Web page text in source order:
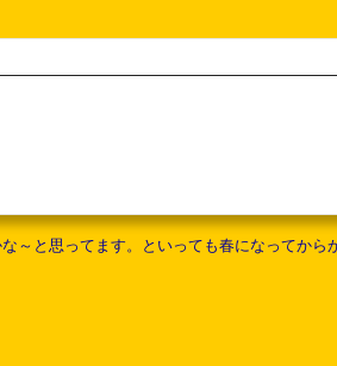
～と思ってます。といっても春になってか